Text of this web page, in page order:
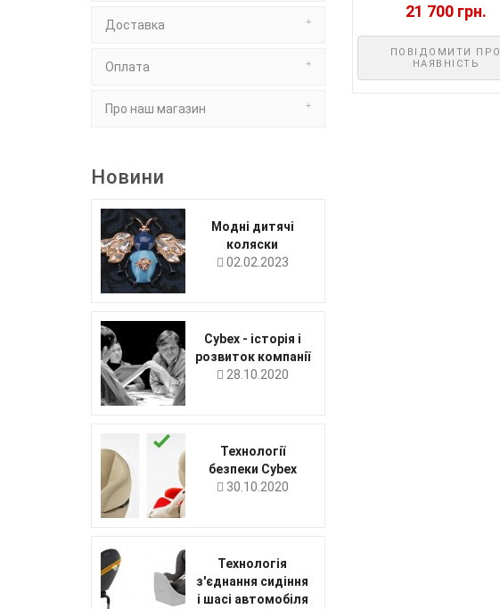
Доставка
Оплата
Про наш магазин
Новини
Модні дитячі
коляски
02.02.2023
Cybex - історія і
розвиток компанії
28.10.2020
Технології
безпеки Cybex
30.10.2020
Технологія
з'єднання сидіння
і шасі автомобіля
21 700 грн.
ПОВІДОМИТИ ПРО
НАЯВНІСТЬ